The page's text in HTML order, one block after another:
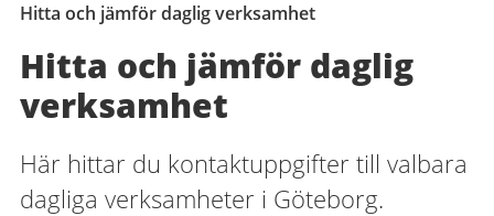
här:
Hitta och jämför daglig verksamhet
Hitta och jämför daglig
verksamhet
Här hittar du kontaktuppgifter till valbara
dagliga verksamheter i Göteborg.